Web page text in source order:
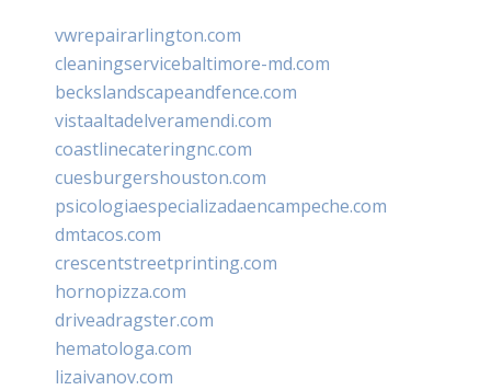
vwrepairarlington.com
cleaningservicebaltimore-md.com
beckslandscapeandfence.com
vistaaltadelveramendi.com
coastlinecateringnc.com
cuesburgershouston.com
psicologiaespecializadaencampeche.com
dmtacos.com
crescentstreetprinting.com
hornopizza.com
driveadragster.com
hematologa.com
lizaivanov.com